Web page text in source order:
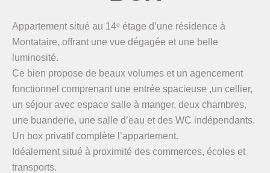
Appartement situé au 14ᵉ étage d’une résidence à
Montataire, offrant une vue dégagée et une belle
luminosité.
Ce bien propose de beaux volumes et un agencement
fonctionnel comprenant une entrée spacieuse ,un cellier,
un séjour avec espace salle à manger, deux chambres,
une buanderie, une salle d’eau et des WC indépendants.
Un box privatif complète l’appartement.
Idéalement situé à proximité des commerces, écoles et
transports.